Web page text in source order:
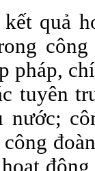
quả
pháp,
tuyên